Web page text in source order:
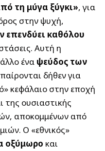
τη μύγα ξύγκι», για
στην ψυχή,
επενδύει καθόλου
Αυτή η
ένα ψεύδος των
δήθεν για
κεφάλαιο στην εποχή
της ουσιαστικής
αποκομμένων από
Ο «εθνικός»
οξύμωρο και